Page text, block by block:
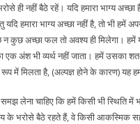
ही नहीं बैठे रहें। यदि हमारा भाग्य
हमारा भाग्य अच्छा नहीं है, तो भी हमें अपने
न कुछ अच्छा फल तो अवश्य ही मिलेगा। हमें
एक अंश भी व्यर्थ नहीं जाता। हमें उसका
में मिलता है, (अल्पज्ञ होने के कारण) यह
लेना चाहिए कि हमें किसी भी स्थिति में
के भरोसे बैठे रहते हैं, वे किसी आकस्मिक